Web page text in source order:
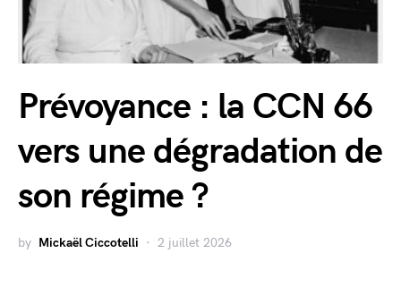
Prévoyance : la CCN 66
vers une dégradation de
son régime ?
by Mickaël Ciccotelli 2 juillet 2026